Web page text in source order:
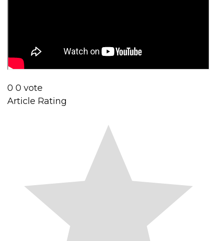
0 0 vote
Article Rating